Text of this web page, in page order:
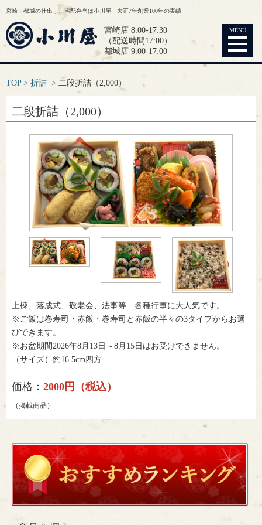
宮崎・都城の仕出し、宅配弁当は小川屋 大正7年創業100年の実績
宮崎店 8:00-17:30
（配送時間17:00）
都城店 9:00-17:00
MENU
TOP 折詰 二段折詰（2,000）
二段折詰（2,000）
上棟、落成式、敬老会、法事等 各種行事に大人気です。
※ご飯は巻寿司・赤飯・巻寿司と赤飯の半々の3タイプからお選
びできます。
※お盆期間2026年8月13日～8月15日はお受けできません。
（サイズ）約16.5cm四方
価格： 2000円（税込）
（掲載商品）